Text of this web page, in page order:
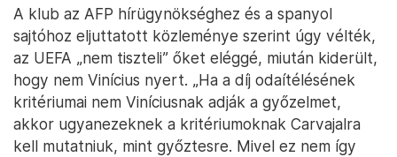
A klub az AFP hírügynökséghez és a spanyol
sajtóhoz eljuttatott közleménye szerint úgy vélték,
az UEFA „nem tiszteli” őket eléggé, miután kiderült,
hogy nem Vinícius nyert. „Ha a díj odaítélésének
kritériumai nem Viníciusnak adják a győzelmet,
akkor ugyanezeknek a kritériumoknak Carvajalra
kell mutatniuk, mint győztesre. Mivel ez nem így